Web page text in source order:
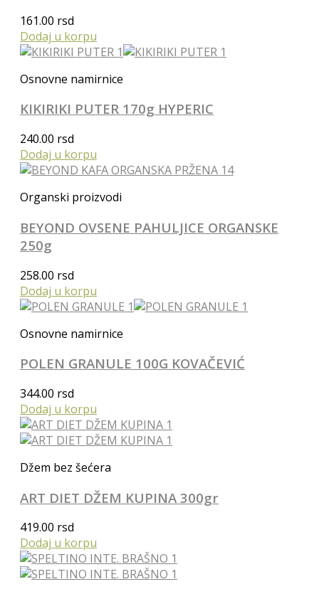
161.00 rsd
Dodaj u korpu
Osnovne namirnice
KIKIRIKI PUTER 170g HYPERIC
240.00 rsd
Dodaj u korpu
Organski proizvodi
BEYOND OVSENE PAHULJICE ORGANSKE
250g
258.00 rsd
Dodaj u korpu
Osnovne namirnice
POLEN GRANULE 100G KOVAČEVIĆ
344.00 rsd
Dodaj u korpu
Džem bez šećera
ART DIET DŽEM KUPINA 300gr
419.00 rsd
Dodaj u korpu